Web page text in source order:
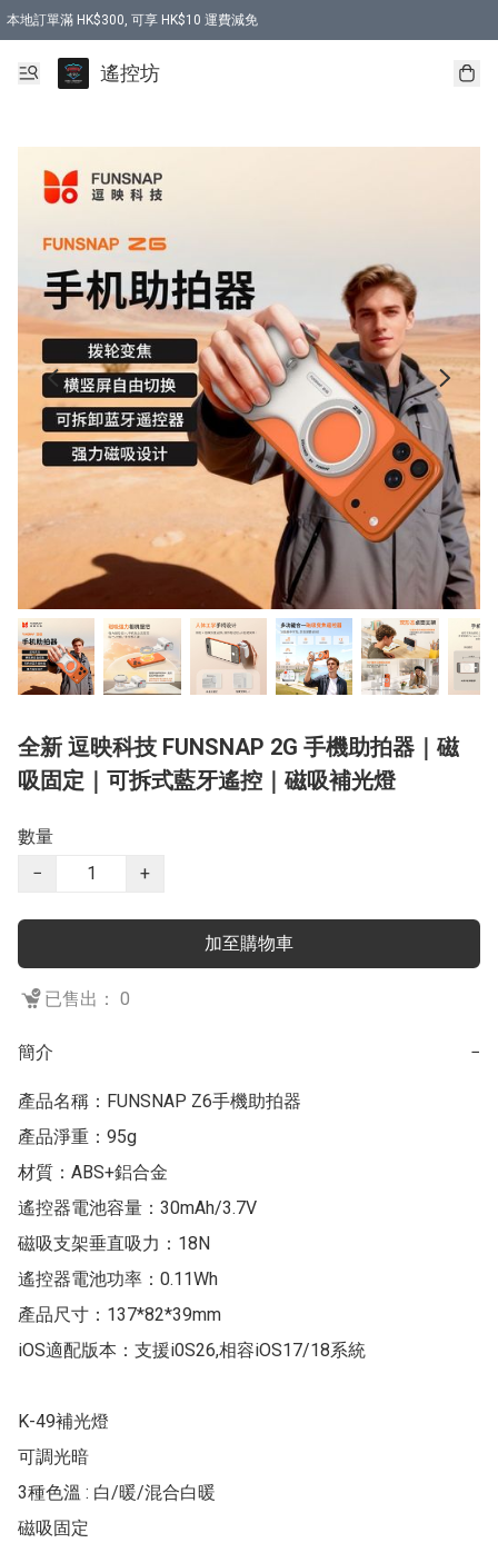
本地訂單滿 HK$300, 可享 HK$10 運費減免
購買 7.6V 6500mah 70C 電池 送 7.6V USB充電器
遙控坊
全新 逗映科技 FUNSNAP 2G 手機助拍器｜磁
吸固定｜可拆式藍牙遙控｜磁吸補光燈
數量
−
+
加至購物車
已售出： 0
簡介 −
產品名稱：FUNSNAP Z6手機助拍器
產品淨重：95g
材質：ABS+鋁合金
遙控器電池容量：30mAh/3.7V
磁吸支架垂直吸力：18N
遙控器電池功率：0.11Wh
產品尺寸：137*82*39mm
iOS適配版本：支援i0S26,相容iOS17/18系統
K-49補光燈
可調光暗
3種色溫 : 白/暖/混合白暖
磁吸固定